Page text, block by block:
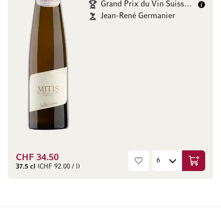
Grand Prix du Vin Suisse gold/
Jean-René Germanier
CHF 34.50
37.5 cl (CHF 92.00 / l) In den